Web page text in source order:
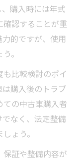
購入時には年式
確認することが重
的ですが、使用
。
比較検討のポイ
購入後のトラブ
の中古車購入者
なく、法定整備
ょう。
証や整備内容が